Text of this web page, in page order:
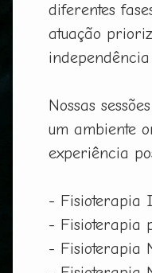
diferentes
atuação
Nossas
um ambiente
experiência
- Fisioterapia
- Fisioterapia
- Fisioterapia